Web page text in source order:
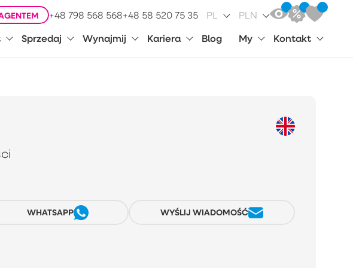
+48 798 568 568+48 58 520 75 35 PL PLN
Sprzedaj Wynajmij Kariera Blog My Kontakt
WHATSAPP WYŚLIJ WIADOMOŚĆ